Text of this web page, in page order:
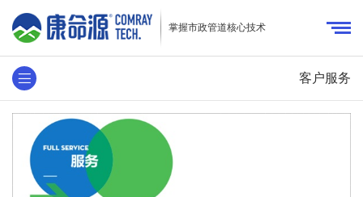
掌握市政管道核心技术
客户服务